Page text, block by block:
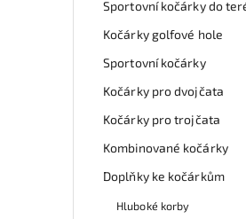
Sportovní kočárky do
Kočárky golfové hole
Sportovní kočárky
Kočárky pro dvojčata
Kočárky pro trojčata
Kombinované kočárky
Doplňky ke kočárkům
Hluboké korby